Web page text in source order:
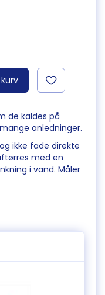
de kaldes på
anledninger.
ikke fade direkte
med en
i vand. Måler